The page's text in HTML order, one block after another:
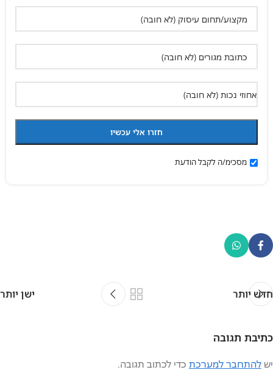
מסכימ/ה לקבל הודעת
חדש יותר ישן יותר
כתיבת תגובה
ישלהתחבר למערכת כדי לכתוב תגובה.